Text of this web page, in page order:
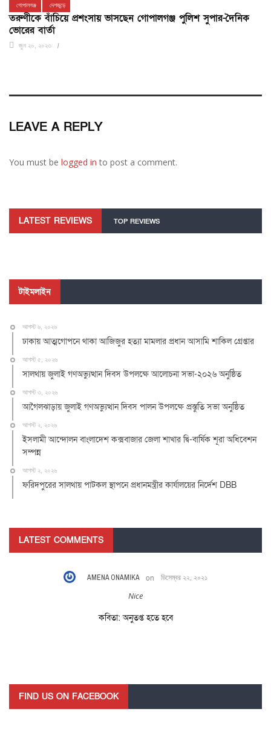
গোপালগঞ্জ দেশজুড়ে
তরুণীকে বাঁচিয়ে প্রশংসায় ভাসছেন গোপালগঞ্জ পুলিশ সুপার-দৈনিক
ভোরের বার্তা
জুন ২০, ২০২৩
LEAVE A REPLY
You must be logged in to post a comment.
LATEST REVIEWS TOP REVIEWS
টাইমলাইন
আগস্ট ৬, ২০২৬
ঢাকায় আত্মগোপনে থাকা আজিজুর হত্যা মামলার প্রধান আসামি শাকিল গ্রেপ্তার
আগস্ট ৫, ২০২৬
সালথায় জুলাই গণঅভ্যুত্থান দিবস উপলক্ষে আলোচনা সভা-২০২৬ অনুষ্ঠিত
আগস্ট ৩, ২০২৬
আগৈলঝাড়ায় জুলাই গণঅভ্যুত্থান দিবস পালন উপলক্ষে প্রস্তুতি সভা অনুষ্ঠিত
আগস্ট ২, ২০২৬
ইসলামী আন্দোলন বাংলাদেশ কক্সবাজার জেলা শাখার দ্বি-বার্ষিক শূরা অধিবেশন
সম্পন্ন
আগস্ট ২, ২০২৬
ফরিদপুরের সালথায় পাটকল স্থাপনে প্রধানমন্ত্রীর কার্যালয়ের নির্দেশ DBB
LATEST COMMENTS
AMENA ONAMIKA on ডিসেম্বর ২২, ২০২১
Nice
কবিতা: অনুতপ্ত হতে হবে
FIND US ON FACEBOOK